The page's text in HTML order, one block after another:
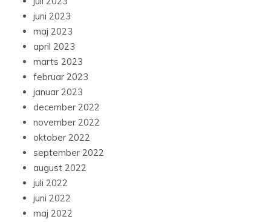
juni 2023
maj 2023
april 2023
marts 2023
februar 2023
januar 2023
december 2022
november 2022
oktober 2022
september 2022
august 2022
juli 2022
juni 2022
maj 2022